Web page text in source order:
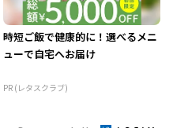
時短ご飯で健康的に！選べるメニ
ューで自宅へお届け
PR (レタスクラブ)